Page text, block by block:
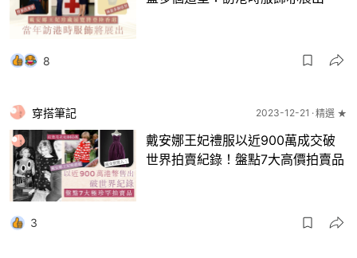
8
穿搭筆記 2023-12-21 精選 ★
戴安娜王妃禮服以近900萬成交破
世界拍賣紀錄！盤點7大高價拍賣品
3